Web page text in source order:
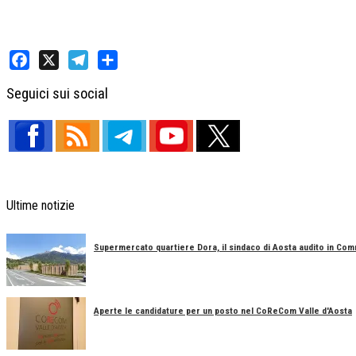
Seguici sui social
Ultime notizie
Supermercato quartiere Dora, il sindaco di Aosta audito in
Aperte le candidature per un posto nel CoReCom Valle d'Aosta